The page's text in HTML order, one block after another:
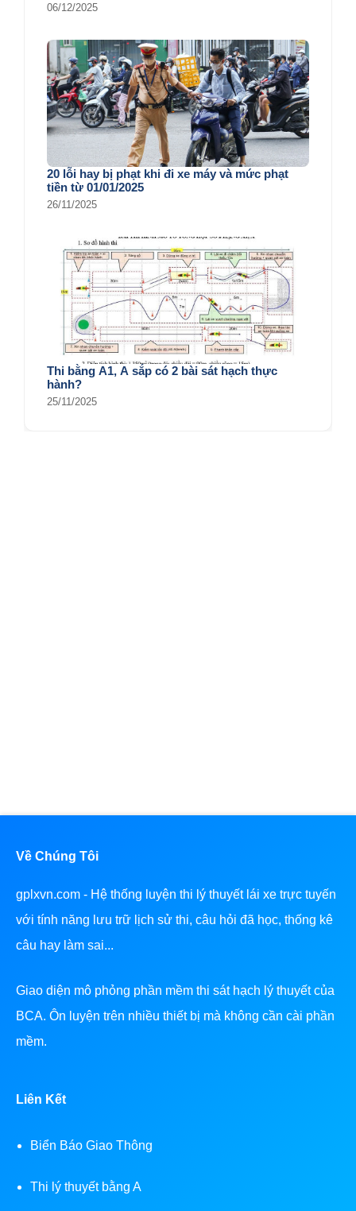
06/12/2025
20 lỗi hay bị phạt khi đi xe máy và mức phạt
tiền từ 01/01/2025
26/11/2025
Thi bằng A1, A sắp có 2 bài sát hạch thực
hành?
25/11/2025
Về Chúng Tôi
gplxvn.com - Hệ thống luyện thi lý thuyết lái xe trực tuyến
với tính năng lưu trữ lịch sử thi, câu hỏi đã học, thống kê
câu hay làm sai...
Giao diện mô phỏng phần mềm thi sát hạch lý thuyết của
BCA. Ôn luyện trên nhiều thiết bị mà không cần cài phần
mềm.
Liên Kết
Biển Báo Giao Thông
Thi lý thuyết bằng A